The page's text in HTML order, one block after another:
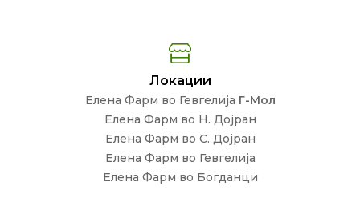
Локации
Елена Фарм во Гевгелија Г-Мол
Елена Фарм во Н. Дојран
Елена Фарм во С. Дојран
Елена Фарм во Гевгелија
Елена Фарм во Богданци